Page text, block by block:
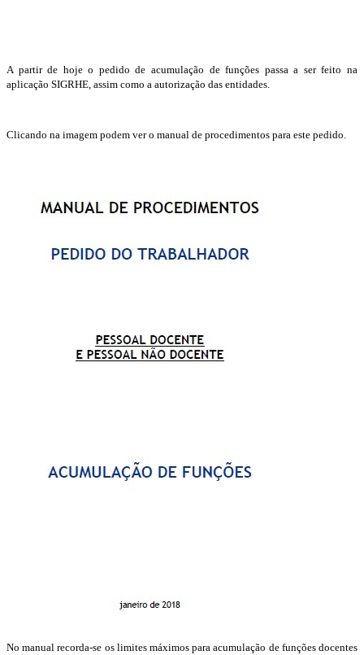
A partir de hoje o pedido de acumulação de funções passa a ser feito na
aplicação SIGRHE, assim como a autorização das entidades.
Clicando na imagem podem ver o manual de procedimentos para este pedido.
No manual recorda-se os limites máximos para acumulação de funções docentes